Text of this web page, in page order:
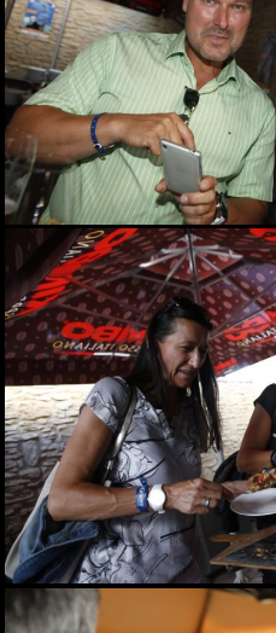
Das war das sFinks
Sommerfest 2026
27.06.2026
Latin Live am Grazer
Lendplatz
25.06.2026
Fun while it lasted -
Augartenfest 2026 fiel ins
Wasser
20.06.2026
Sommercocktail der
Immobilienwirtschaft
2026
19.06.2026
Das vierte Grazer
Marktfest am Lendplatz
19.06.2026
Big Bottle Schaumwein-
Party im Rosengarten des
Parkhotels
08.06.2026
Der Sommer ist da! 28.
Wirtschaftsstammtisch
im San Pietro